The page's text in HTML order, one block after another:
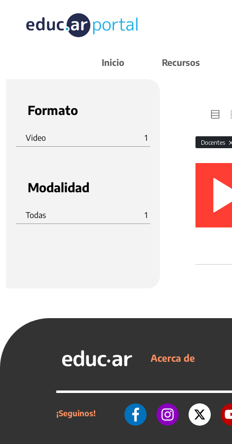
Inicio Recursos
Formato
Video 1
Modalidad
Todas 1
Docentes
Acerca de
¡Seguinos!